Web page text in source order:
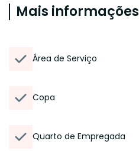
Mais informações
Área de Serviço
Copa
Quarto de Empregada